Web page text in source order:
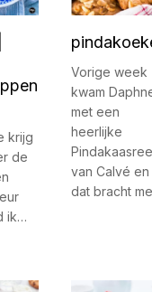
krijg
de
ik…
Vorige week
kwam
met een
heerlijke
van Calvé en
dat bracht